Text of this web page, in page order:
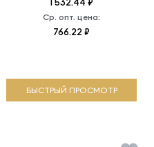
Ср. опт. цена:
766.22 ₽
БЫСТРЫЙ ПРОСМОТР